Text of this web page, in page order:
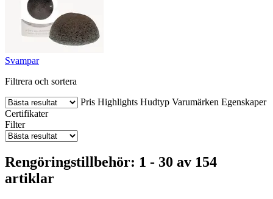
Svampar
Filtrera och sortera
Pris Highlights Hudtyp Varumärken Egenskaper
Certifikater
Filter
Rengöringstillbehör: 1 - 30 av 154
artiklar